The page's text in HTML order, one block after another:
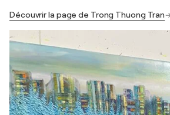
Découvrir la page de Trong Thuong Tran